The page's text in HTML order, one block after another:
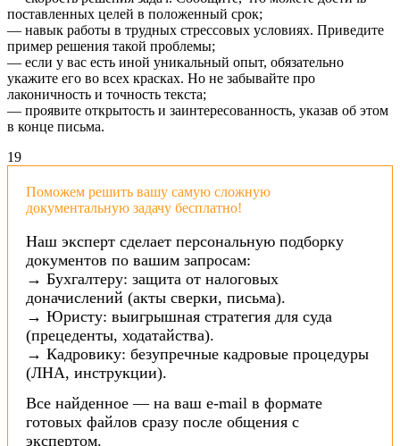
поставленных целей в положенный срок;
— навык работы в трудных стрессовых условиях. Приведите
пример решения такой проблемы;
— если у вас есть иной уникальный опыт, обязательно
укажите его во всех красках. Но не забывайте про
лаконичность и точность текста;
— проявите открытость и заинтересованность, указав об этом
в конце письма.
19
Поможем решить вашу самую сложную
документальную задачу бесплатно!
Наш эксперт сделает персональную подборку
документов по вашим запросам:
→ Бухгалтеру: защита от налоговых
доначислений (акты сверки, письма).
→ Юристу: выигрышная стратегия для суда
(прецеденты, ходатайства).
→ Кадровику: безупречные кадровые процедуры
(ЛНА, инструкции).
Все найденное — на ваш e-mail в формате
готовых файлов сразу после общения с
экспертом.